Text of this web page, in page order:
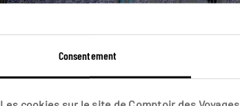
Consentement